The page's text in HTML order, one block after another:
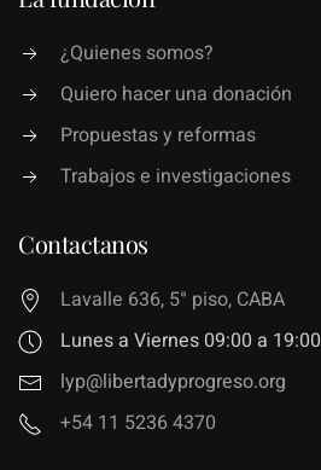
¿Quienes somos?
Quiero hacer una donación
Propuestas y reformas
Trabajos e investigaciones
Contactanos
Lavalle 636, 5° piso, CABA
Lunes a Viernes 09:00 a 19:00
lyp@libertadyprogreso.org
+54 11 5236 4370